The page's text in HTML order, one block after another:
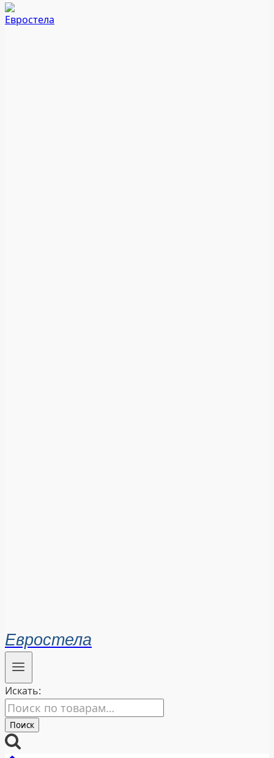
Евростела
Искать:
Поиск